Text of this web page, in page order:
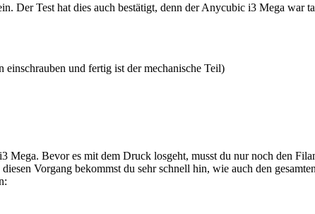
Der Test hat dies auch bestätigt, denn der Anycubic i3 Mega war
und fertig ist der mechanische Teil)
Bevor es mit dem Druck losgeht, musst du nur noch den
Vorgang bekommst du sehr schnell hin, wie auch den